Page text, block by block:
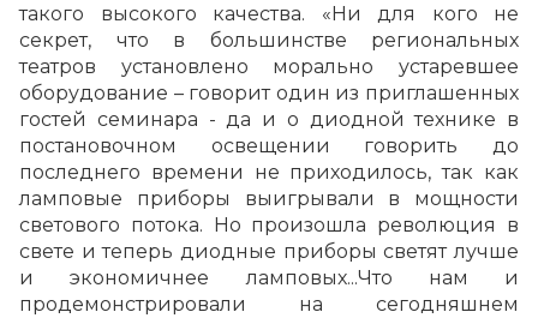
такого высокого качества. «Ни для кого не
секрет, что в большинстве региональных
театров установлено морально устаревшее
оборудование – говорит один из приглашенных
гостей семинара - да и о диодной технике в
постановочном освещении говорить до
последнего времени не приходилось, так как
ламповые приборы выигрывали в мощности
светового потока. Но произошла революция в
свете и теперь диодные приборы светят лучше
и экономичнее ламповых...Что нам и
продемонстрировали на сегодняшнем